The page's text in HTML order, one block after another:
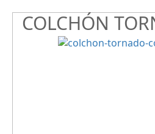
COLCHÓN